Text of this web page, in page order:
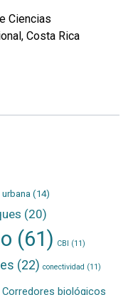
Ciencias
Costa Rica
(14)
(20)
(61) CBI (11)
(22) conectividad (11)
Corredores biológicos